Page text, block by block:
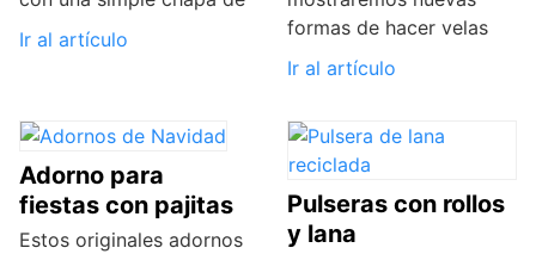
Ir al artículo
formas de hacer velas
Ir al artículo
Adorno para
fiestas con pajitas
Estos originales adornos
Pulseras con rollos
y lana